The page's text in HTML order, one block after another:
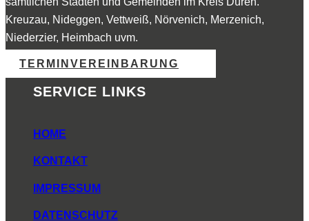
Kreuzau, Nideggen, Vettweiß, Nörvenich, Merzenich,
Niederzier, Heimbach uvm.
TERMINVEREINBARUNG
SERVICE LINKS
HOME
KONTAKT
IMPRESSUM
DATENSCHUTZ